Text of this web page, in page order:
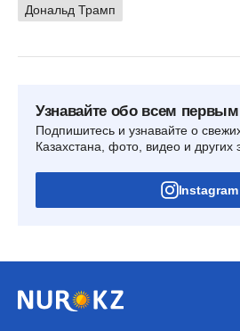
Дональд Трамп
Узнавайте обо всем
Подпишитесь и узнавайте о
Казахстана, фото, видео и других
Instagram